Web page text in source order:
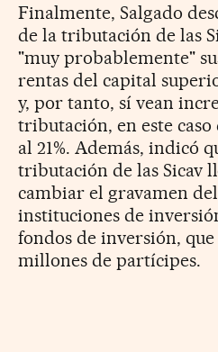
Finalmente, Salgado
de la tributación de las
"muy probablemente"
rentas del capital
y, por tanto, sí vean
tributación, en este caso
al 21%. Además, indicó
tributación de las Sicav
cambiar el gravamen
instituciones de
fondos de inversión, que
millones de partícipes.